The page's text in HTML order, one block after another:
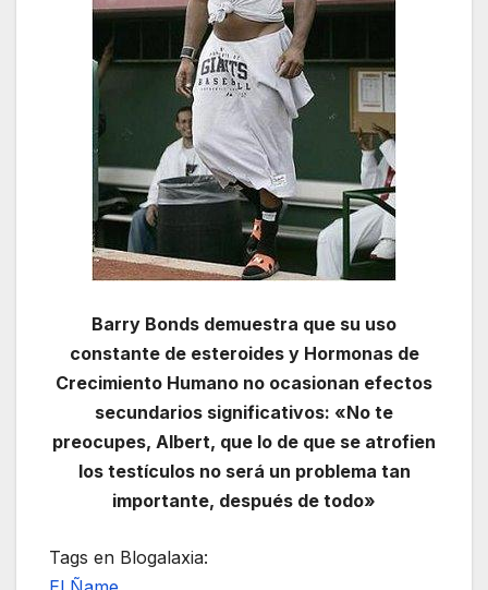
Barry Bonds demuestra que su uso
constante de esteroides y Hormonas de
Crecimiento Humano no ocasionan efectos
secundarios significativos: «No te
preocupes, Albert, que lo de que se atrofien
los testículos no será un problema tan
importante, después de todo»
Tags en Blogalaxia: